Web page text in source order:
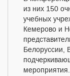
из них 150
учебных
Кемерово и
Белоруссии,
мероприятия.